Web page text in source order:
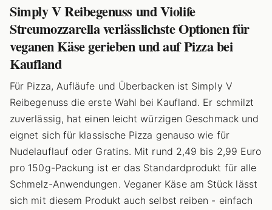
Simply V Reibegenuss und Violife
Streumozzarella verlässlichste Optionen für
veganen Käse gerieben und auf Pizza bei
Kaufland
Für Pizza, Aufläufe und Überbacken ist Simply V
Reibegenuss die erste Wahl bei Kaufland. Er schmilzt
zuverlässig, hat einen leicht würzigen Geschmack und
eignet sich für klassische Pizza genauso wie für
Nudelauflauf oder Gratins. Mit rund 2,49 bis 2,99 Euro
pro 150g-Packung ist er das Standardprodukt für alle
Schmelz-Anwendungen. Veganer Käse am Stück lässt
sich mit diesem Produkt auch selbst reiben - einfach